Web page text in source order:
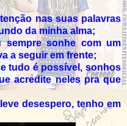
nas suas palavras
da minha alma;
sempre sonhe com um
a seguir em frente;
tudo é possível, sonhos
acredite neles pra que
desespero, tenho em